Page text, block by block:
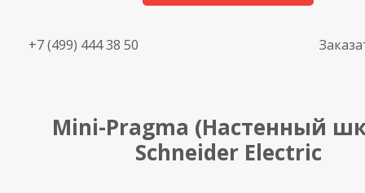
+7 (499) 444 38 50
Mini-Pragma (Настенный
Schneider Electric